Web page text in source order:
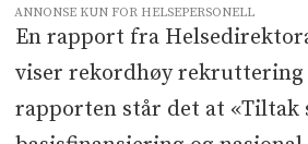
ANNONSE KUN FOR HELSEPERSONELL
En rapport fra
viser rekordhøy rekruttering
rapporten står det at «Tiltak